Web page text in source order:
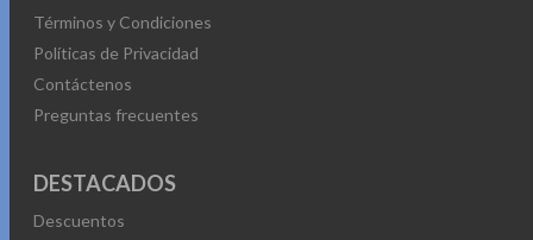
Términos y Condiciones
Políticas de Privacidad
Contáctenos
Preguntas frecuentes
DESTACADOS
Descuentos